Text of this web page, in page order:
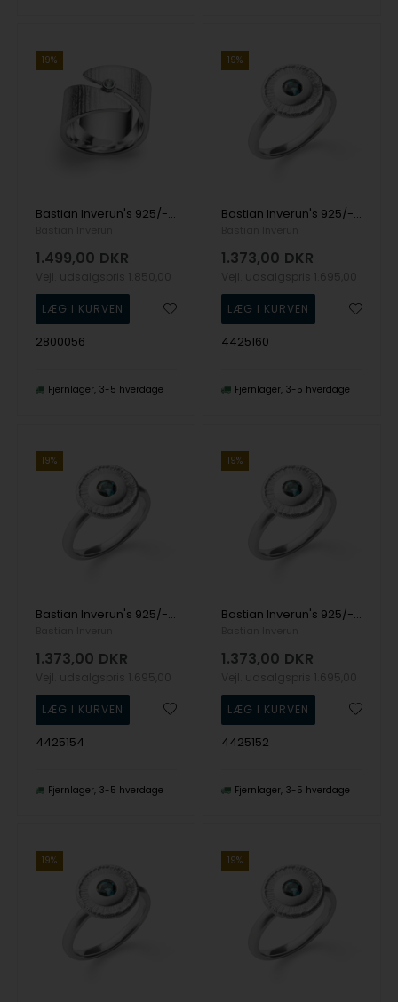
19%
Bastian Inverun's 925/- Ring mat/børstet, blå topas 0,12ct
1.499,00 DKR
2800056
Fjernlager 3-5 hverdage
19%
Bastian Inverun's 925/- Ring, rho. mat topas London Blue 0.32ct
1.373,00 DKR
4425160
Fjernlager 3-5 hverdage
19%
Bastian Inverun's 925/- Ring, rho. mat topas London Blue 0.32ct
1.373,00 DKR
4425154
Fjernlager 3-5 hverdage
19%
Bastian Inverun's 925/- Ring, rho. mat topas London Blue 0.32ct
1.373,00 DKR
4425152
Fjernlager 3-5 hverdage
19% 19%